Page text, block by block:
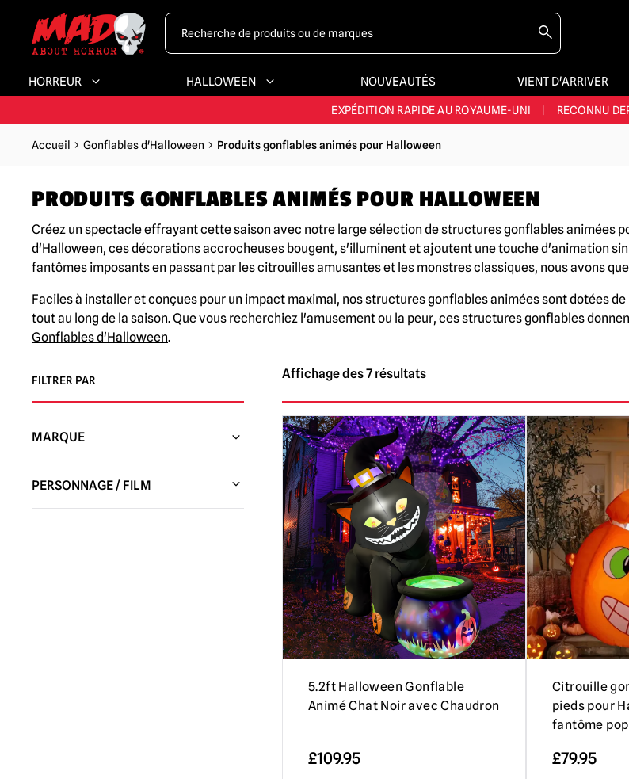
HORREUR HALLOWEEN NOUVEAUTÉS VIENT D'ARRIVER
LA PLUS GRANDE ET LA MEILLEURE GAMME DU ROYAUME-UNI |
EXPÉDITION RAPIDE AU ROYAUME-UNI RECONNU
NOUVEAUX PRODUITS DÉRIVÉS D'HORREUR
PLUS GRANDE GAMME D'HALLOWEEN AU ROYAUME-UNI |
LA PLUS GRANDE ET LA MEILLEURE GAMME DU ROYAUME-UNI
Accueil Gonflables d'Halloween Produits gonflables animés pour Halloween
PRODUITS GONFLABLES ANIMÉS POUR HALLOWEEN
Créez un spectacle effrayant cette saison avec notre large sélection de structures gonflables animées
d'Halloween, ces décorations accrocheuses bougent, s'illuminent et ajoutent une touche d'animation
fantômes imposants en passant par les citrouilles amusantes et les monstres classiques, nous avons
Faciles à installer et conçues pour un impact maximal, nos structures gonflables animées sont dotées
tout au long de la saison. Que vous recherchiez l'amusement ou la peur, ces structures gonflables
Gonflables d'Halloween.
FILTRER PAR
MARQUE
PERSONNAGE / FILM
Affichage des 7 résultats
5.2ft Halloween Gonflable
Animé Chat Noir avec Chaudron
£109.95
Citrouille
pieds pour
fantôme
£79.95